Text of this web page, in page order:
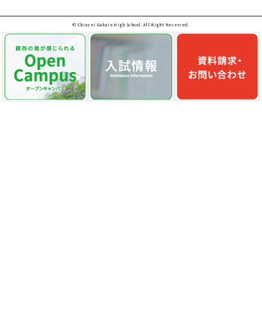
© Chinzei Gakuin High School. All Right Reserved.